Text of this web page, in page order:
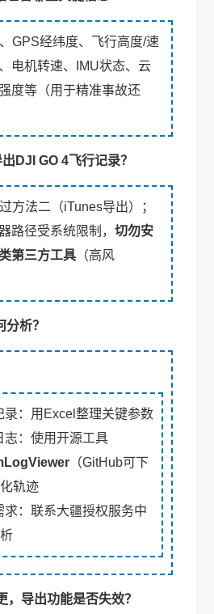
GPS经纬度、飞行高度/速
电机转速、IMU状态、云
度等（用于精准事故还
DJI GO 4飞行记录？
方法二（iTunes导出）；
路径受系统限制， 切勿安
第三方工具 （高风
析？
录：用Excel整理关键参数
志：使用开源工具
（GitHub可下
轨迹
求：联系大疆授权服务中
，导出功能是否失效？